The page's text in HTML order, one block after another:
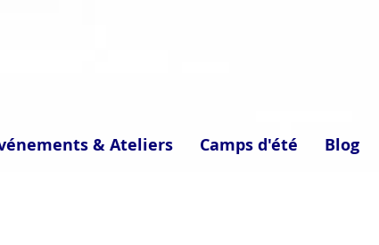
& Ateliers Camps d'été Blog